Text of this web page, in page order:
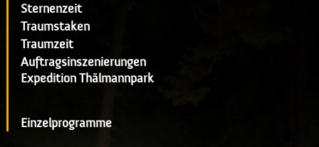
Sternenzeit
Traumstaken
Traumzeit
Auftragsinszenierungen
Expedition Thälmannpark
Einzelprogramme